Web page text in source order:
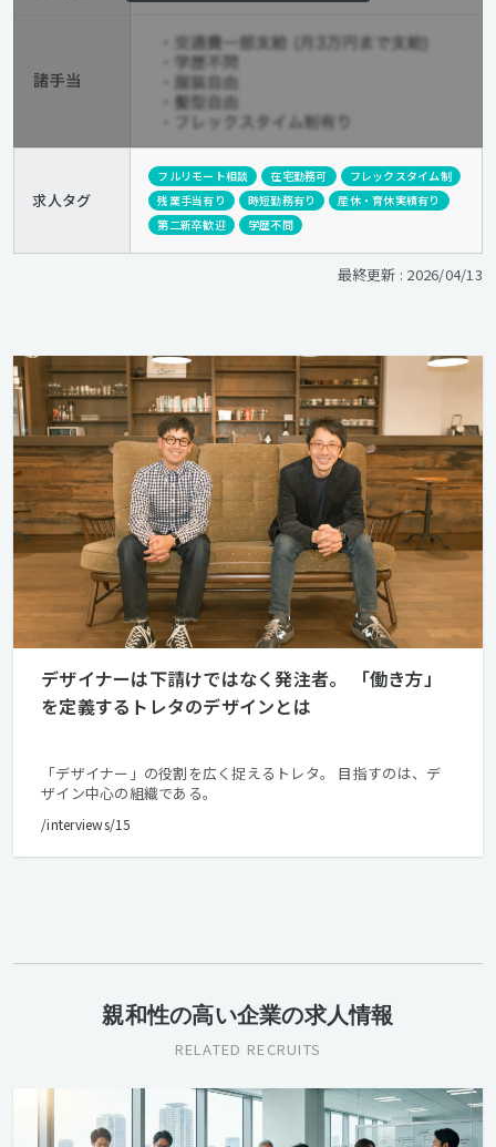
求人タグ
フルリモート相談 在宅勤務可
フレックスタイム制
残業手当有り
時短勤務有り
産休・育休実績有り
第二新卒歓迎
学歴不問
最終更新 : 2026/04/13
デザイナーは下請けではなく発注者。 「働き方」
を定義するトレタのデザインとは
「デザイナー」の役割を広く捉えるトレタ。 目指すのは、デ
ザイン中心の組織である。
/interviews/15
親和性の高い企業の求人情報
RELATED RECRUITS